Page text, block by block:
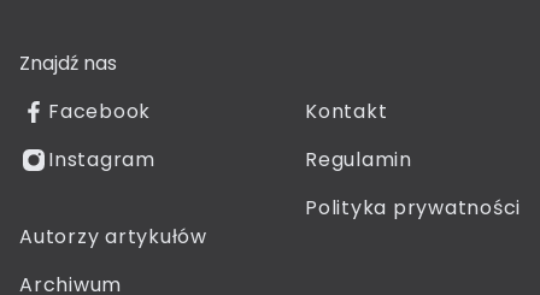
Znajdź nas
Facebook
Instagram
Kontakt
Regulamin
Polityka prywatności
Autorzy artykułów
Archiwum